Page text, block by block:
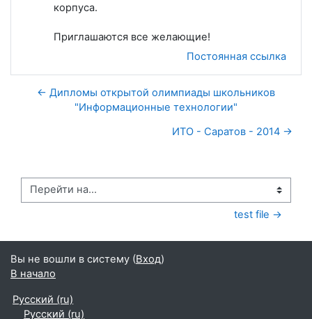
корпуса.
Приглашаются все желающие!
Постоянная ссылка
← Дипломы открытой олимпиады школьников
"Информационные технологии"
ИТО - Саратов - 2014 →
Перейти на...
test file →
Вы не вошли в систему (Вход)
В начало
Русский ‎(ru)‎
Русский ‎(ru)‎